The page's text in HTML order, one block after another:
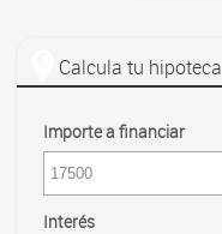
Calcula tu hipoteca
Importe a financiar
Interés